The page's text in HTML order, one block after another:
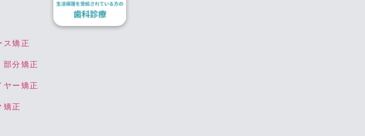
ス矯正
部分矯正
ヤー矯正
矯正